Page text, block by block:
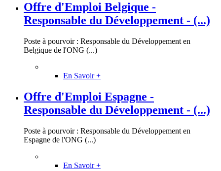
Offre d'Emploi Belgique -
Responsable du Développement - (...)
Poste à pourvoir : Responsable du Développement en
Belgique de l'ONG (...)
En Savoir +
Offre d'Emploi Espagne -
Responsable du Développement - (...)
Poste à pourvoir : Responsable du Développement en
Espagne de l'ONG (...)
En Savoir +